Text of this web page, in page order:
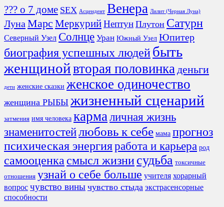
??? о 7 доме SEX Асцендент Венера Лилит (Черная Луна)
Луна Марс МеркурийНептун Плутон Сатурн
Северный Узел Солнце Уран Южный Узел Юпитер
биография успешных людейбыть
женщинойвторая половинка деньги
дети женские сказки женское одиночество
женщина РЫБЫ жизненный сценарий
затмения имя человека карма личная жизнь
знаменитостейлюбовь к себе мама прогноз
психическая энергияработа и карьера род
самооценка смысл жизнисудьба токсичные
отношения узнай о себе больше учителя хорарный
вопрос чувство вины чувство стыда экстрасенсорные
способности